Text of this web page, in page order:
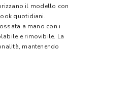
il modello con
quotidiani.
a mano con i
e rimovibile. La
mantenendo